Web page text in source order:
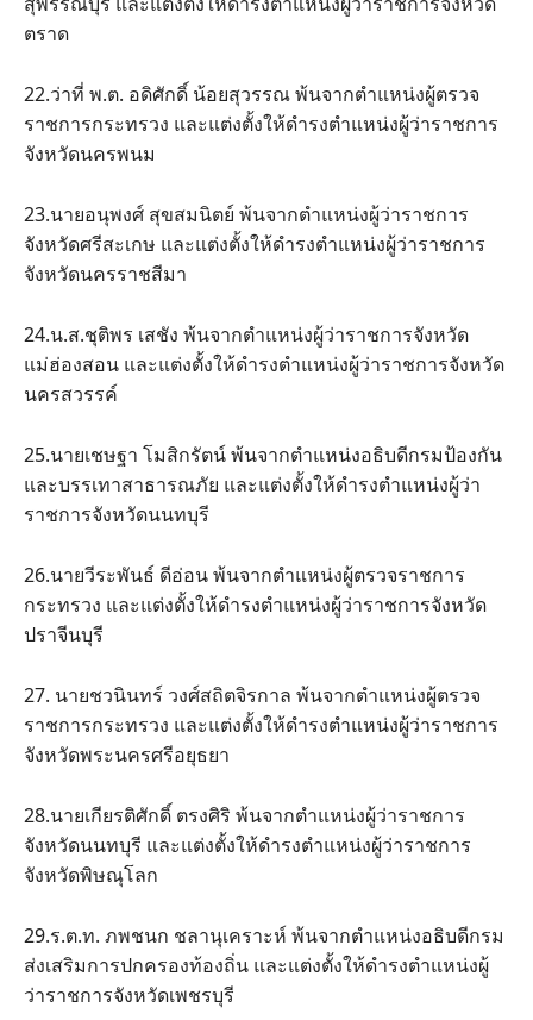
ตราด
22.ว่าที่ พ.ต. อดิศักดิ์ น้อยสุวรรณ พ้นจากตำแหน่งผู้ตรวจ
ราชการกระทรวง และแต่งตั้งให้ดำรงตำแหน่งผู้ว่าราชการ
จังหวัดนครพนม
23.นายอนุพงศ์ สุขสมนิตย์ พ้นจากตำแหน่งผู้ว่าราชการ
จังหวัดศรีสะเกษ และแต่งตั้งให้ดำรงตำแหน่งผู้ว่าราชการ
จังหวัดนครราชสีมา
24.น.ส.ชุติพร เสชัง พ้นจากตำแหน่งผู้ว่าราชการจังหวัด
แม่ฮ่องสอน และแต่งตั้งให้ดำรงตำแหน่งผู้ว่าราชการจังหวัด
นครสวรรค์
25.นายเชษฐา โมสิกรัตน์ พ้นจากตำแหน่งอธิบดีกรมป้องกัน
และบรรเทาสาธารณภัย และแต่งตั้งให้ดำรงตำแหน่งผู้ว่า
ราชการจังหวัดนนทบุรี
26.นายวีระพันธ์ ดีอ่อน พ้นจากตำแหน่งผู้ตรวจราชการ
กระทรวง และแต่งตั้งให้ดำรงตำแหน่งผู้ว่าราชการจังหวัด
ปราจีนบุรี
27. นายชวนินทร์ วงศ์สถิตจิรกาล พ้นจากตำแหน่งผู้ตรวจ
ราชการกระทรวง และแต่งตั้งให้ดำรงตำแหน่งผู้ว่าราชการ
จังหวัดพระนครศรีอยุธยา
28.นายเกียรติศักดิ์ ตรงศิริ พ้นจากตำแหน่งผู้ว่าราชการ
จังหวัดนนทบุรี และแต่งตั้งให้ดำรงตำแหน่งผู้ว่าราชการ
จังหวัดพิษณุโลก
29.ร.ต.ท. ภพชนก ชลานุเคราะห์ พ้นจากตำแหน่งอธิบดีกรม
ส่งเสริมการปกครองท้องถิ่น และแต่งตั้งให้ดำรงตำแหน่งผู้
ว่าราชการจังหวัดเพชรบุรี